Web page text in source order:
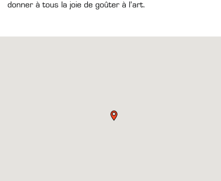
donner à tous la joie de goûter à l’art.